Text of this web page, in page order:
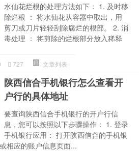
水仙花烂根的处理方法如下： 1. 及时移
除烂根 ： 将水仙花从容器中取出，用
剪刀或刀片轻轻刮除腐烂的根部。 2. 消
毒处理 ： 将剪除的烂根部分放入稀释
727 文章列表
陕西信合手机银行怎么查看开
户行的具体地址
要查询陕西信合手机银行的开户行信
息，您可以按照以下步骤操作： 1. 登录
手机银行应用： 打开陕西信合的手机银
相应的账户信息页面...